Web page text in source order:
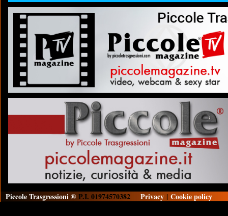
Piccole Trasgressioni ® P.I. 01974570382 Privacy | Cookie policy